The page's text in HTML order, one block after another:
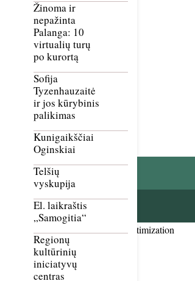
Žinoma ir
nepažinta
Palanga: 10
virtualių turų
po kurortą
Sofija
Tyzenhauzaitė
ir jos kūrybinis
palikimas
Kunigaikščiai
Oginskiai
Telšių
vyskupija
El. laikraštis
„Samogitia“
Regionų
kultūrinių
iniciatyvų
centras
Smush Image Compression and Optimization